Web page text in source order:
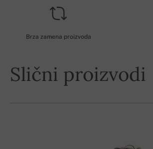
Brza zamena proizvoda
Slični proizvodi